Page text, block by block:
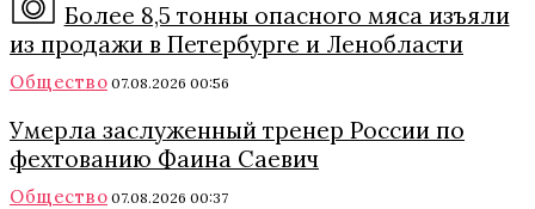
Более 8,5 тонны опасного мяса изъяли
из продажи в Петербурге и Ленобласти
Общество 07.08.2026 00:56
Умерла заслуженный тренер России по
фехтованию Фаина Саевич
Общество 07.08.2026 00:37